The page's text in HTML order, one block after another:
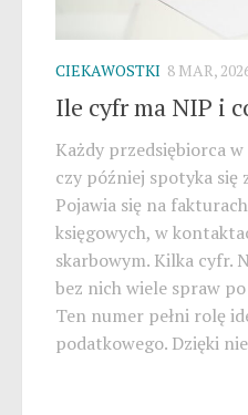
CIEKAWOSTKI 8 MAR,
Ile cyfr ma NIP i
Każdy przedsiębiorca
czy później spotyka się
Pojawia się na
księgowych, w
skarbowym. Kilka cyfr.
bez nich wiele spraw
Ten numer pełni rolę
podatkowego. Dzięki